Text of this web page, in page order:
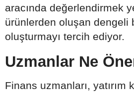
aracında değerlendirmek
ürünlerden oluşan dengeli
oluşturmayı tercih ediyor.
Uzmanlar Ne
Finans uzmanları, yatırım